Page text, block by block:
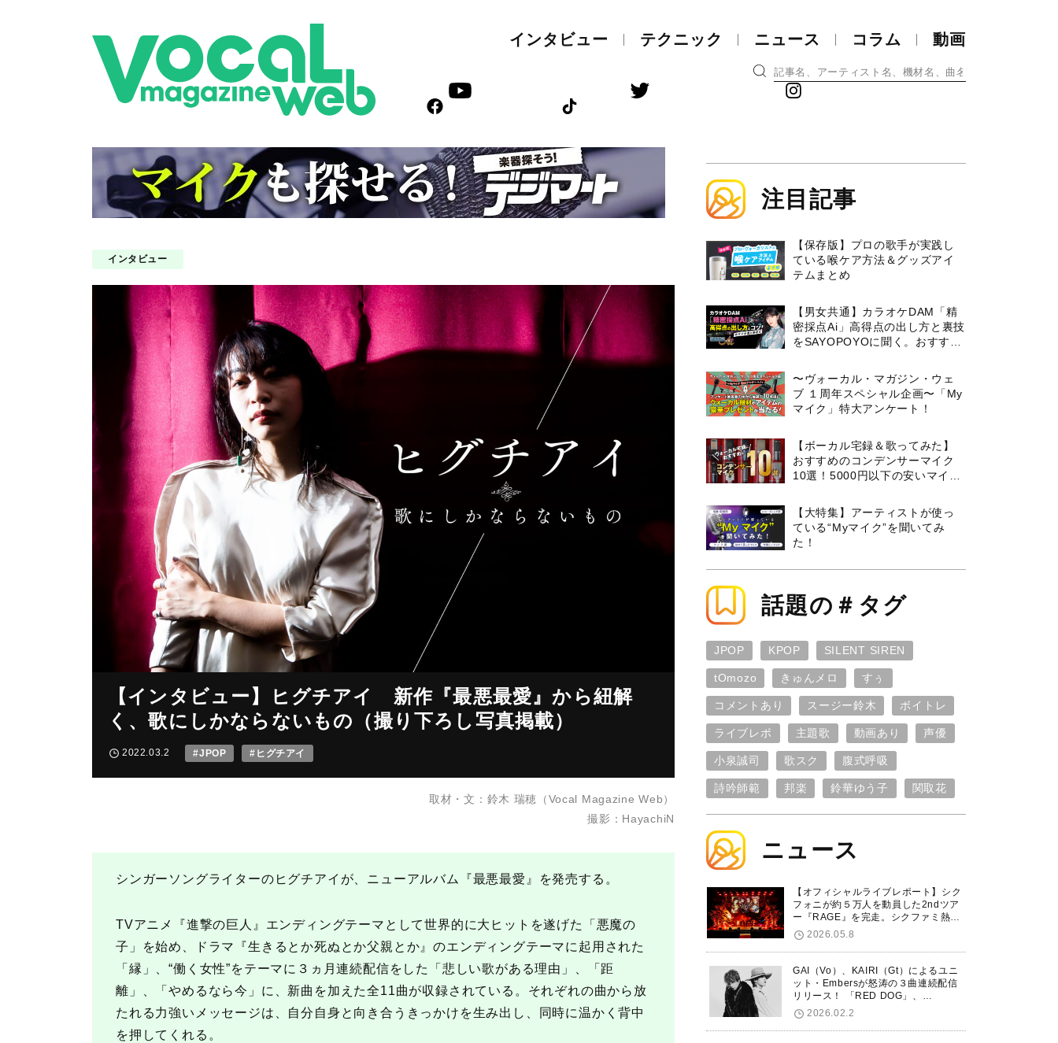
インタビュー テクニック ニュース コラム 動画
インタビュー
【インタビュー】ヒグチアイ 新作『最悪最愛』から紐解
く、歌にしかならないもの（撮り下ろし写真掲載）
2022.03.2 #JPOP #ヒグチアイ
取材・文：鈴木 瑞穂（Vocal Magazine Web）
撮影：HayachiN
シンガーソングライターのヒグチアイが、ニューアルバム『最悪最愛』を発売する。
TVアニメ『進撃の巨人』エンディングテーマとして世界的に大ヒットを遂げた「悪魔の
子」を始め、ドラマ『生きるとか死ぬとか父親とか』のエンディングテーマに起用された
「縁」、“働く女性”をテーマに３ヵ月連続配信をした「悲しい歌がある理由」、「距
離」、「やめるなら今」に、新曲を加えた全11曲が収録されている。それぞれの曲から放
たれる力強いメッセージは、自分自身と向き合うきっかけを生み出し、同時に温かく背中
を押してくれる。
注目記事
【保存版】プロの歌手が実践し
ている喉ケア⽅法＆グッズアイ
テムまとめ
【男女共通】カラオケDAM「精
密採点Ai」高得点の出し方と裏技
をSAYOPOYOに聞く。おすすめ
〜ヴォーカル・マガジン・ウェ
ブ １周年スペシャル企画〜「My
マイク」特大アンケート！
【ボーカル宅録＆歌ってみた】
おすすめのコンデンサーマイク
10選！5000円以下の安いマイク
【大特集】アーティストが使っ
ている“Myマイク”を聞いてみ
た！
話題の＃タグ
JPOP KPOP SILENT SIREN
tOmozo きゅんメロ すぅ
コメントあり スージー鈴木 ボイトレ
ライブレポ 主題歌 動画あり 声優
小泉誠司 歌スク 腹式呼吸
詩吟師範 邦楽 鈴華ゆう子 関取花
ニュース
【オフィシャルライブレポート】シク
フォニが約５万人を動員した2ndツア
ー『RAGE』を完走。シクファミ熱狂
のKアリーナ横浜ファイナル公演の模
様をお届け！
2026.05.8
GAI（Vo）、KAIRI（Gt）によるユニ
ット・Embersが怒涛の３曲連続配信
リリース！ 「RED DOG」、
「Untitled Hero」に続き、5thシング
ル「De-Marionette」のリリースを発
表！
2026.02.2